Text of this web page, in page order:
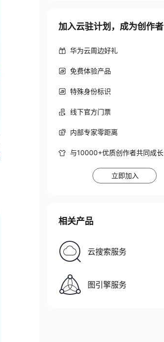
加入云驻计划，成为创作者
华为云周边好礼
免费体验产品
特殊身份标识
线下官方门票
内部专家零距离
与10000+优质创作者共同成长
立即加入
相关产品
云搜索服务
图引擎服务